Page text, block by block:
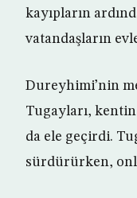
kayıpların
vatandaşların
Dureyhimi’nin
Tugayları,
da ele geçirdi.
sürdürürken,